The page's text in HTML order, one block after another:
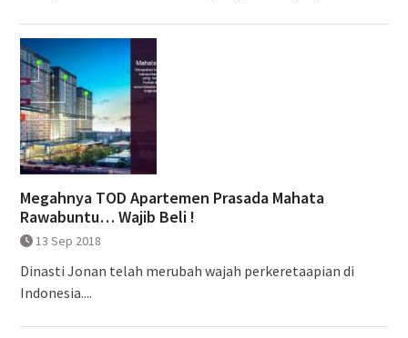
Megahnya TOD Apartemen Prasada Mahata
Rawabuntu… Wajib Beli !
13 Sep 2018
Dinasti Jonan telah merubah wajah perkeretaapian di
Indonesia....